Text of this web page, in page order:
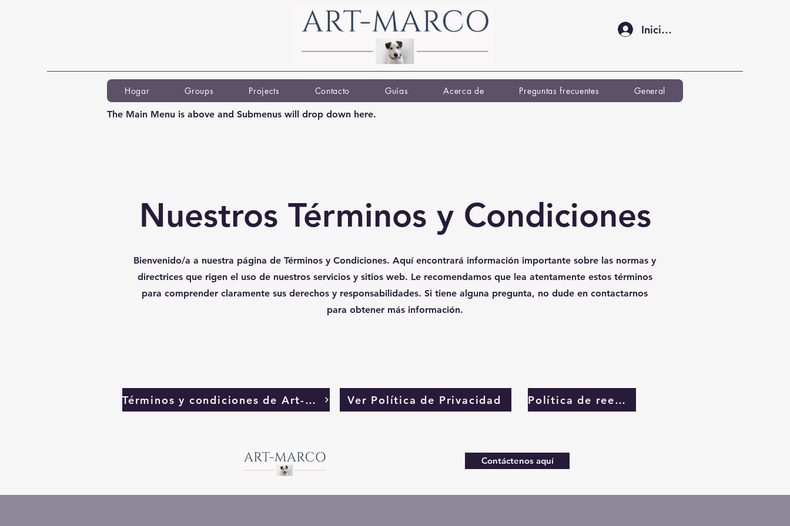
Iniciar sesión
Hogar Groups Projects Contacto Guías Acerca de Preguntas frecuentes General
The Main Menu is above and Submenus will drop down here.
Nuestros Términos y Condiciones
Bienvenido/a a nuestra página de Términos y Condiciones. Aquí encontrará información importante sobre las normas y
directrices que rigen el uso de nuestros servicios y sitios web. Le recomendamos que lea atentamente estos términos
para comprender claramente sus derechos y responsabilidades. Si tiene alguna pregunta, no dude en contactarnos
para obtener más información.
Términos y condiciones de Art-Marco Ver Política de Privacidad Política de reembolso
Contáctenos aquí